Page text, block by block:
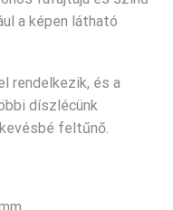
a képen látható
rendelkezik, és a
díszlécünk
feltűnő.